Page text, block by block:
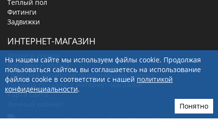
Теплый пол
Фитинги
Задвижки
ИНТЕРНЕТ-МАГАЗИН
Акции и скидки
Доставка и оплата
Политика обработки персональных данных
Правила продажи в интернет-магазине
Карта сайта
На нашем сайте мы используем файлы cookie. Продолжая
пользоваться сайтом, вы соглашаетесь на использование
файлов cookie в соответствии с нашей политикой
конфиденциальности.
Понятно